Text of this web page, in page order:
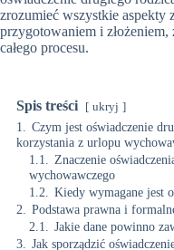
zrozumieć wszystkie aspekty
przygotowaniem i
całego procesu.
Spis treści ukryj
1.
Czym jest oświadczenie
korzystania z urlopu
1.1.
Znaczenie
wychowawczego
1.2.
Kiedy wymagane jest
2.
Podstawa prawna i
2.1.
Jakie dane powinno
3.
Jak sporządzić